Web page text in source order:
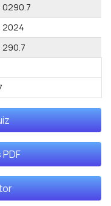
0290.7
2024
290.7